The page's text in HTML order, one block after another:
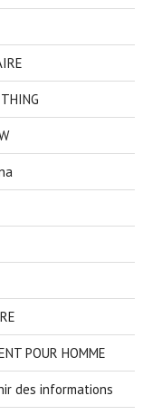
POUR HOMME
des informations